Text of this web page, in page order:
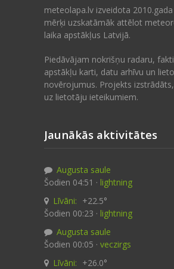
meteolapa.lv izveidota
mērķi uzskatāmāk attēlot
laika apstākļus Latvijā.
Piedāvājam nokrišņu radaru,
apstākļu karti, datu arhīvu un
novērojumus. Projekts
uz lietotāju ieteikumiem.
Jaunākās aktivitātes
Augusta saule
Šodien 04:51 · lightning
Līvāni: +22.5°
Šodien 00:23 · lightning
Augusta saule
Šodien 00:05 · veczirgs
Līvāni: +26.0°